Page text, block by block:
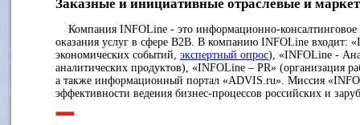
Заказные и инициативные отраслевые и
Компания INFOLine - это информационно-консалтинговое
оказания услуг в сфере B2B. В компанию INFOLine входит:
экономических событий, экспертный опрос), «INFOLine -
аналитических продуктов), «INFOLine – PR» (организация
а также информационный портал «ADVIS.ru». Миссия
эффективности ведения бизнес-процессов российских и